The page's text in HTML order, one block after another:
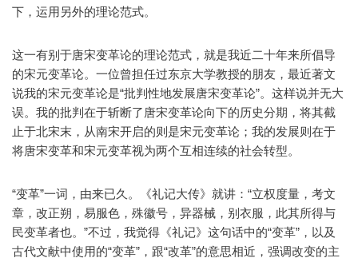
下，运用另外的理论范式。
这一有别于唐宋变革论的理论范式，就是我近二十年来所倡导
的宋元变革论。一位曾担任过东京大学教授的朋友，最近著文
说我的宋元变革论是“批判性地发展唐宋变革论”。这样说并无大
误。我的批判在于斩断了唐宋变革论向下的历史分期，将其截
止于北宋末，从南宋开启的则是宋元变革论；我的发展则在于
将唐宋变革和宋元变革视为两个互相连续的社会转型。
“变革”一词，由来已久。《礼记大传》就讲：“立权度量，考文
章，改正朔，易服色，殊徽号，异器械，别衣服，此其所得与
民变革者也。”不过，我觉得《礼记》这句话中的“变革”，以及
古代文献中使用的“变革”，跟“改革”的意思相近，强调改变的主